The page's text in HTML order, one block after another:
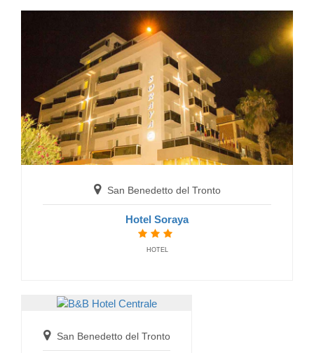
San Benedetto del Tronto
Hotel Marconi
HOTELS
San Benedetto del Tronto
San Benedetto del Tronto
Hotel Soraya
HOTEL
San Benedetto del Tronto